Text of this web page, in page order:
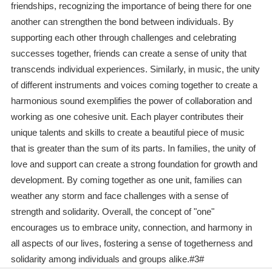
friendships, recognizing the importance of being there for one
another can strengthen the bond between individuals. By
supporting each other through challenges and celebrating
successes together, friends can create a sense of unity that
transcends individual experiences. Similarly, in music, the unity
of different instruments and voices coming together to create a
harmonious sound exemplifies the power of collaboration and
working as one cohesive unit. Each player contributes their
unique talents and skills to create a beautiful piece of music
that is greater than the sum of its parts. In families, the unity of
love and support can create a strong foundation for growth and
development. By coming together as one unit, families can
weather any storm and face challenges with a sense of
strength and solidarity. Overall, the concept of "one"
encourages us to embrace unity, connection, and harmony in
all aspects of our lives, fostering a sense of togetherness and
solidarity among individuals and groups alike.#3#